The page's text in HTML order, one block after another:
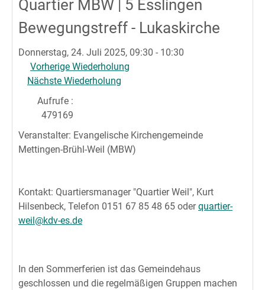
Quartier MBW | 5 Esslingen
Bewegungstreff - Lukaskirche
Donnerstag, 24. Juli 2025, 09:30 - 10:30
Vorherige Wiederholung
Nächste Wiederholung
Aufrufe:
479169
Veranstalter: Evangelische Kirchengemeinde
Mettingen-Brühl-Weil (MBW)
Kontakt: Quartiersmanager "Quartier Weil", Kurt
Hilsenbeck, Telefon 0151 67 85 48 65 oderquartier-
weil@kdv-es.de
In den Sommerferien ist das Gemeindehaus
geschlossen und die regelmäßigen Gruppen machen